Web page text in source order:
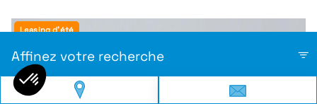
Affinez votre recherche
Leasing d'été